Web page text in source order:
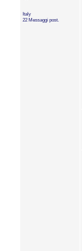
Italy
22 Messaggi post.